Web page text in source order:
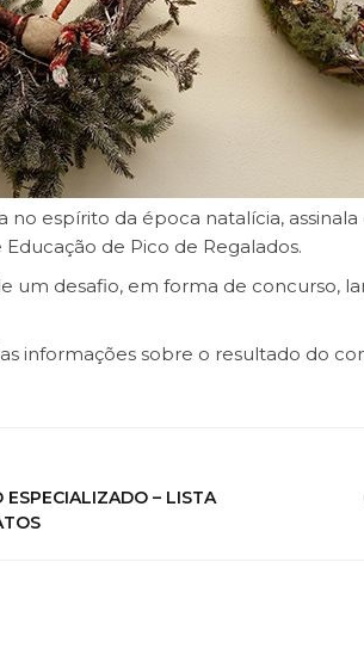
no espírito da época natalícia,
de Pico de Regalados.
um desafio, em forma de concurso,
informações sobre o resultado do
ESPECIALIZADO – LISTA